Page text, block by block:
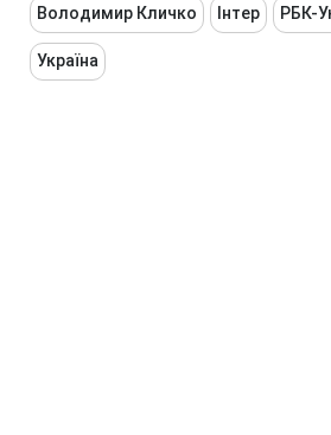
Володимир Кличко Інтер РБК-
Україна